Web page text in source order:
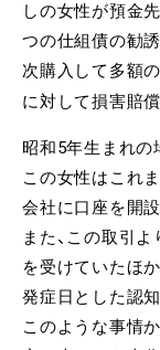
しの女性が預金
つの仕組債の勧
次購入して多額
に対して損害賠
昭和5年生まれの
この女性はこれ
会社に口座を開
また、この取引
を受けていたほ
発症日とした認
このような事情